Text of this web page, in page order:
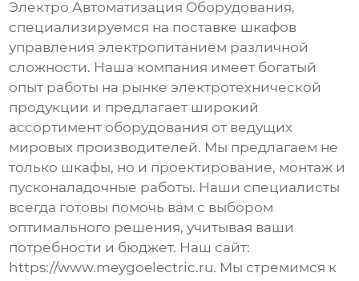
Электро Автоматизация Оборудования,
специализируемся на поставке шкафов
управления электропитанием различной
сложности. Наша компания имеет богатый
опыт работы на рынке электротехнической
продукции и предлагает широкий
ассортимент оборудования от ведущих
мировых производителей. Мы предлагаем не
только шкафы, но и проектирование, монтаж и
пусконаладочные работы. Наши специалисты
всегда готовы помочь вам с выбором
оптимального решения, учитывая ваши
потребности и бюджет. Наш сайт:
https://www.meygoelectric.ru. Мы стремимся к